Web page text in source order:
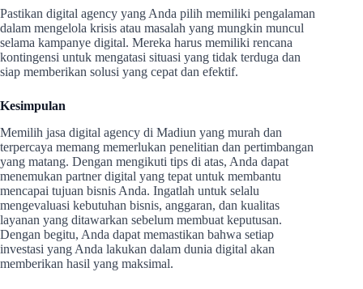
Pastikan digital agency yang Anda pilih memiliki pengalaman
dalam mengelola krisis atau masalah yang mungkin muncul
selama kampanye digital. Mereka harus memiliki rencana
kontingensi untuk mengatasi situasi yang tidak terduga dan
siap memberikan solusi yang cepat dan efektif.
Kesimpulan
Memilih jasa digital agency di Madiun yang murah dan
terpercaya memang memerlukan penelitian dan pertimbangan
yang matang. Dengan mengikuti tips di atas, Anda dapat
menemukan partner digital yang tepat untuk membantu
mencapai tujuan bisnis Anda. Ingatlah untuk selalu
mengevaluasi kebutuhan bisnis, anggaran, dan kualitas
layanan yang ditawarkan sebelum membuat keputusan.
Dengan begitu, Anda dapat memastikan bahwa setiap
investasi yang Anda lakukan dalam dunia digital akan
memberikan hasil yang maksimal.